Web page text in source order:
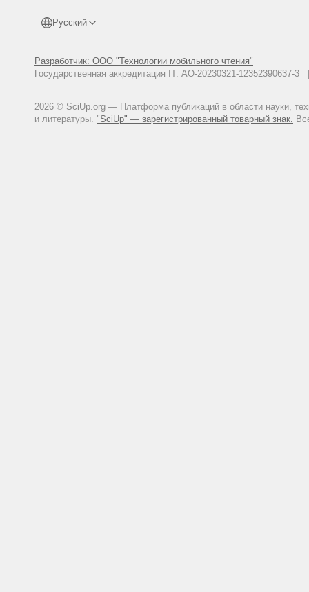
Русский
Разработчик: ООО "Технологии мобильного чтения"
Государственная аккредитация IT: АО-20230321-
2026 © SciUp.org — Платформа публикаций в области науки,
и литературы. "SciUp" — зарегистрированный товарный знак.